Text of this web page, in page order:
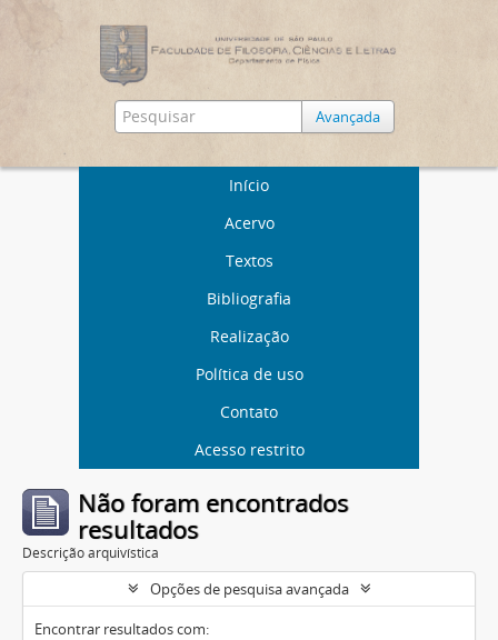
Avançada
Início
Acervo
Textos
Bibliografia
Realização
Política de uso
Contato
Acesso restrito
Não foram encontrados
resultados
Descrição arquivística
Opções de pesquisa avançada
Encontrar resultados com: